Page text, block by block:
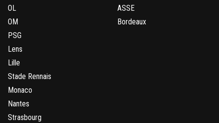
OL
OM
PSG
Lens
Lille
Stade Rennais
Monaco
Nantes
Strasbourg
ASSE
Bordeaux